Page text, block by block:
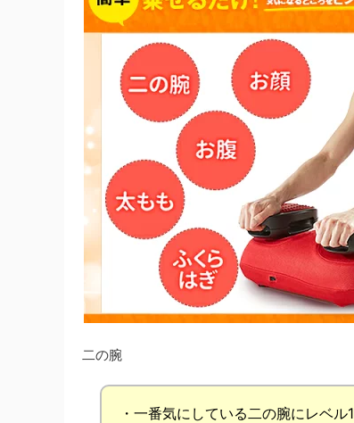
二の腕
・一番気にしている二の腕にレベル1